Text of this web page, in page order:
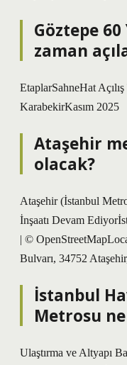
Göztepe
zaman
EtaplarSahneHat
KarabekirKasım 2025
Ataşehir
olacak?
Ataşehir (İstanbul
İnşaatı Devam
| ©
Bulvarı, 34752
İstanbul
Metrosu
Ulaştırma ve Altyapı